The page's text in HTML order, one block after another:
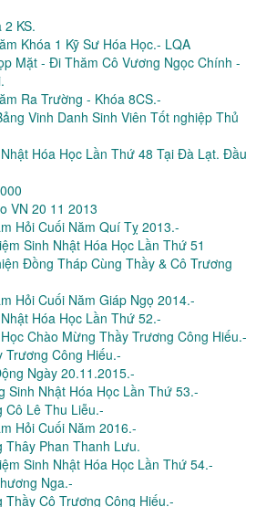
2 KS.
Khóa 1 Kỹ Sư Hóa Học.- LQA
Mặt - Đi Thăm Cô Vương Ngọc Chính -
Ra Trường - Khóa 8CS.-
Vinh Danh Sinh Viên Tốt nghiệp Thủ
Hóa Học Lần Thứ 48 Tại Đà Lạt. Đầu
VN 20 11 2013
Hỏi Cuối Năm Quí Tỵ 2013.-
Sinh Nhật Hóa Học Lần Thứ 51
Đồng Tháp Cùng Thầy & Cô Trương
Hỏi Cuối Năm Giáp Ngọ 2014.-
Hóa Học Lần Thứ 52.-
Chào Mừng Thầy Trương Công Hiếu.-
Trương Công Hiếu.-
Ngày 20.11.2015.-
Sinh Nhật Hóa Học Lần Thứ 53.-
Cô Lê Thu Liễu.-
Hỏi Cuối Năm 2016.-
Thây Phan Thanh Lưu.
Sinh Nhật Hóa Học Lần Thứ 54.-
Nga.-
Thầy Cô Trương Công Hiếu.-